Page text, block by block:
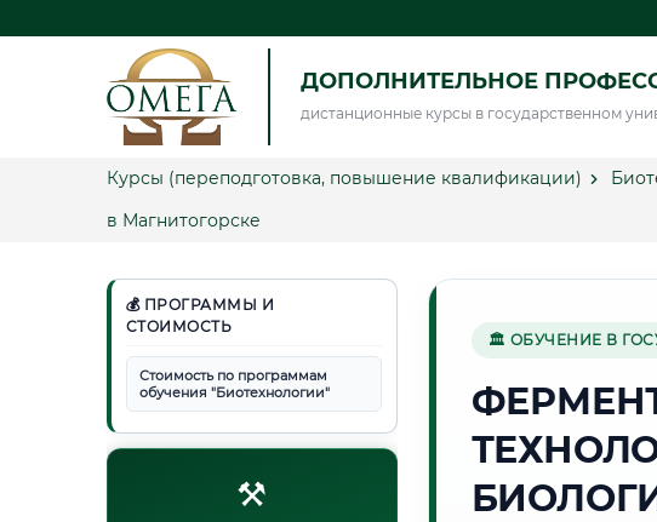
ДОПОЛНИТЕЛЬНОЕ
дистанционные курсы в государственном
Курсы (переподготовка, повышение квалификации)
в Магнитогорске
💰 ПРОГРАММЫ И
СТОИМОСТЬ
Стоимость по программам
обучения "Биотехнологии"
⚒️
🏛 ОБУЧЕНИЕ В